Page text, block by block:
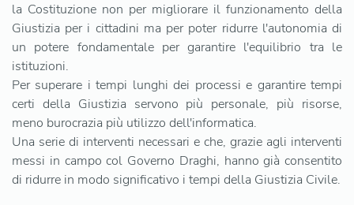
la Costituzione non per migliorare il funzionamento della
Giustizia per i cittadini ma per poter ridurre l'autonomia di
un potere fondamentale per garantire l'equilibrio tra le
istituzioni.
Per superare i tempi lunghi dei processi e garantire tempi
certi della Giustizia servono più personale, più risorse,
meno burocrazia più utilizzo dell'informatica.
Una serie di interventi necessari e che, grazie agli interventi
messi in campo col Governo Draghi, hanno già consentito
di ridurre in modo significativo i tempi della Giustizia Civile.